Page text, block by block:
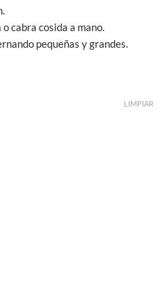
cabra cosida a mano.
pequeñas y grandes.
LIMPIAR